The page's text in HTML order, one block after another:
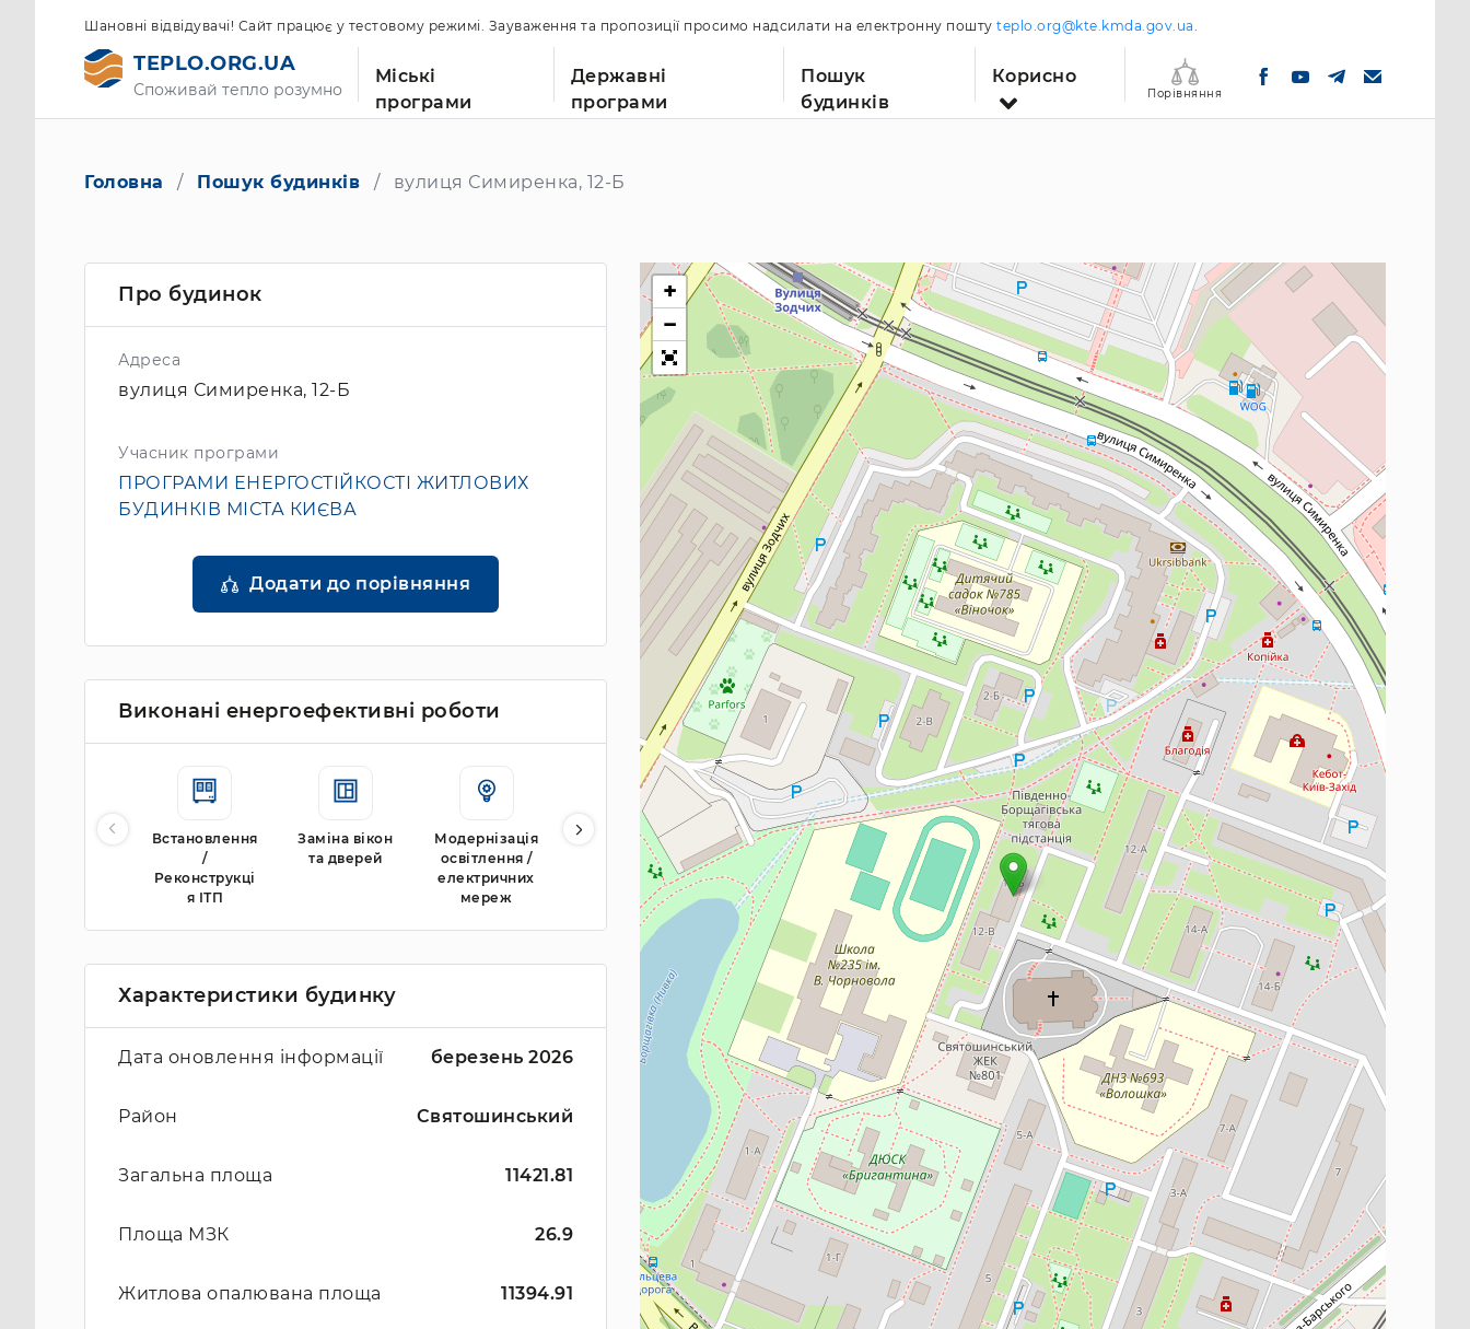
Шановні відвідувачі! Сайт працює у тестовому режимі. Зауваження та пропозиції просимо надсилати на електронну пошту teplo.org@kte.kmda.gov.ua.
TEPLO.ORG.UA
Споживай тепло розумно
Міські
програми
Державні
програми
Пошук
будинків
Корисно
Порівняння
Головна Пошук будинків вулиця Симиренка, 12-Б
Про будинок
Адреса
вулиця Симиренка, 12-Б
Учасник програми
ПРОГРАМИ ЕНЕРГОСТІЙКОСТІ ЖИТЛОВИХ
БУДИНКІВ МІСТА КИЄВА
Додати до порівняння
Виконані енергоефективні роботи
Встановлення
/
Реконструкці
я ІТП
Заміна вікон
та дверей
Модернізація
освітлення /
електричних
мереж
Утеплення
фасаду
Характеристики будинку
Дата оновлення інформації березень 2026
Район Святошинський
Загальна площа 11421.81
Площа МЗК 26.9
Житлова опалювана площа 11394.91
+
−